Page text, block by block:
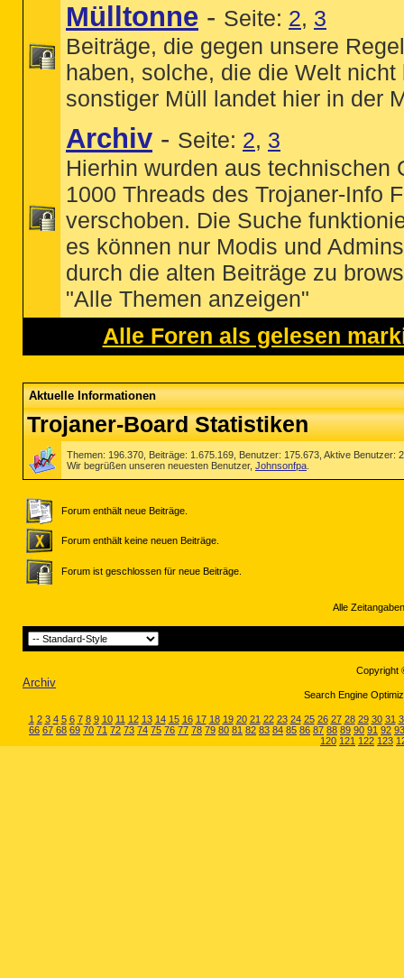
Mülltonne - Seite: 2, 3
Beiträge, die gegen unsere
haben, solche, die die Welt nicht
sonstiger Müll landet hier in der
Archiv - Seite: 2, 3
Hierhin wurden aus technischen
1000 Threads des Trojaner-Info
verschoben. Die Suche
es können nur Modis und
durch die alten Beiträge zu
"Alle Themen anzeigen"
Alle Foren als gelesen
Aktuelle Informationen
Trojaner-Board Statistiken
Themen: 196.370, Beiträge: 1.675.169, Benutzer: 175.673, Aktive Benutzer:
Wir begrüßen unseren neuesten Benutzer, Johnsonfpa
Forum enthält neue Beiträge.
Forum enthält keine neuen Beiträge.
Forum ist geschlossen für neue Beiträge.
Alle
Copyright
Archiv
Search Engine
1 2 3 4 5 6 7 8 9 10 11 12 13 14 15 16 17 18 19 20 21 22 23 24 25 26 27 28 29 30 31
66 67 68 69 70 71 72 73 74 75 76 77 78 79 80 81 82 83 84 85 86 87 88 89 90 91 92 93
120 121 122 123